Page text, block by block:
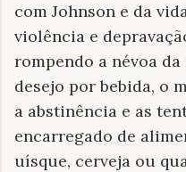
com Johnson e da
violência e
rompendo a névoa
desejo por bebida, o
a abstinência e as
encarregado de
uísque, cerveja ou